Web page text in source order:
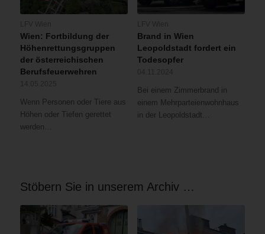
Wien: Fortbildung der
Höhenrettungsgruppen
der österreichischen
Berufsfeuerwehren
Wenn Personen oder Tiere aus
Höhen oder Tiefen gerettet
werden…
Brand in Wien
Leopoldstadt fordert ein
Todesopfer
Bei einem Zimmerbrand in
einem Mehrparteienwohnhaus
in der Leopoldstadt…
Stöbern Sie in unserem Archiv …